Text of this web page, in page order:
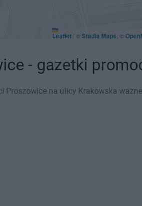
Leaflet | ©Stadia Maps , ©
- gazetki
na ulicy Krakowska